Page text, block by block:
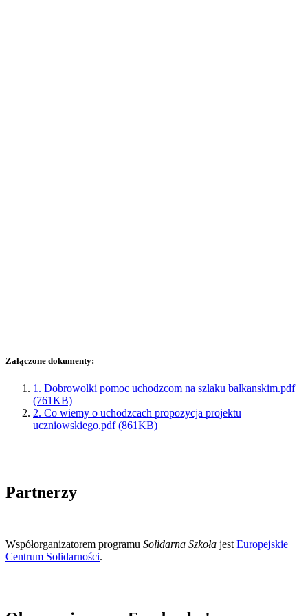
Załączone dokumenty:
1. Dobrowolki pomoc uchodzcom na szlaku balkanskim.pdf
(761KB)
2. Co wiemy o uchodzcach propozycja projektu
uczniowskiego.pdf (861KB)
Partnerzy
Współorganizatorem programu Solidarna Szkoła jestEuropejskie
Centrum Solidarności.